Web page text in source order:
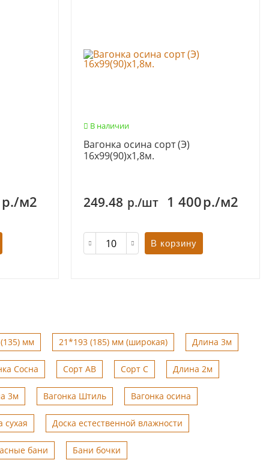
р./м2
В наличии
Вагонка осина сорт (Э)
16х99(90)х1,8м.
249.48 р./шт 1 400р./м2
В корзину
мм 21*193 (185) мм (широкая) Длина 3м
Сосна Сорт АВ Сорт С Длина 2м
3м Вагонка Штиль Вагонка осина
сухая Доска естественной влажности
бани Бани бочки